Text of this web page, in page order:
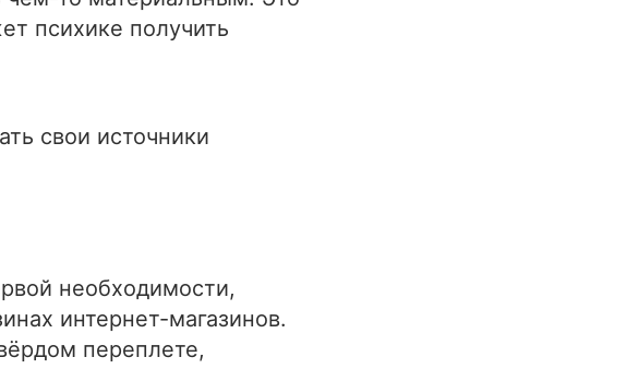
психике получить
свои источники
необходимости,
интернет-магазинов.
переплете,